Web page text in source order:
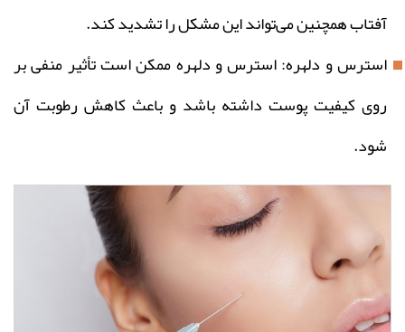
آفتاب همچنین می‌تواند این مشکل را تشدید کند.
استرس و دلهره: استرس و دلهره ممکن است تأثیر منفی بر
روی کیفیت پوست داشته باشد و باعث کاهش رطوبت آن
شود.